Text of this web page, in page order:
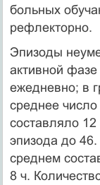
больных
рефлекторно.
Эпизоды
активной
ежедневно; в
среднее
составляло 12
эпизода до 46.
среднем
8 ч.